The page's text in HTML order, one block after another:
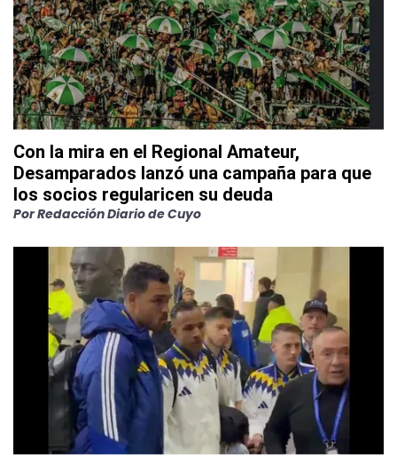
Con la mira en el Regional Amateur,
Desamparados lanzó una campaña para que
los socios regularicen su deuda
PorRedacción Diario de Cuyo